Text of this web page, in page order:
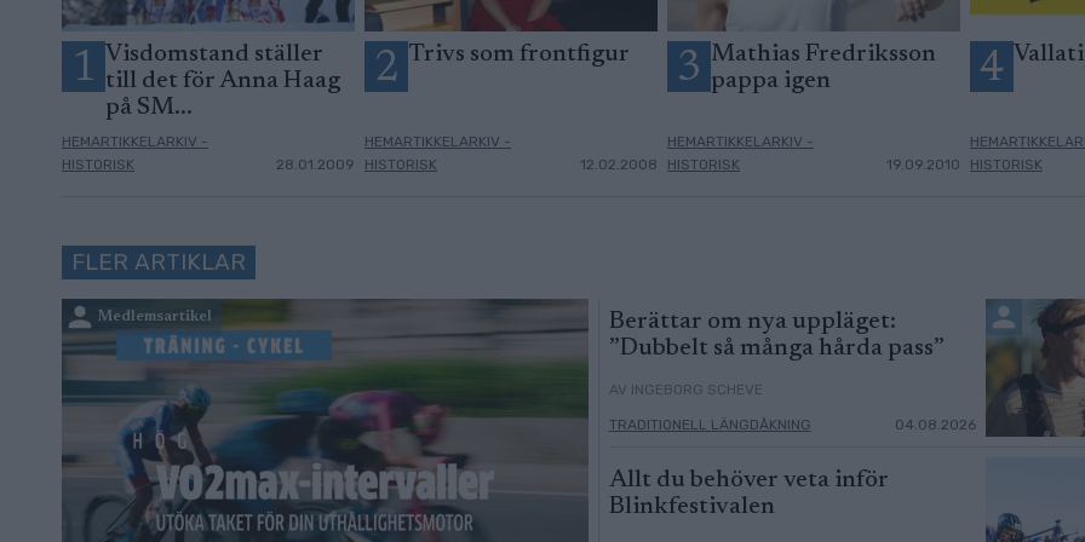
1 Visdomstand ställer
till det för Anna Haag
på SM...
HEMARTIKKELARKIV -
HISTORISK
28.01.2009
2 Trivs som frontfigur
HEMARTIKKELARKIV -
HISTORISK
12.02.2008
3 Mathias Fredriksson
pappa igen
HEMARTIKKELARKIV -
HISTORISK
19.09.2010
4
HISTORISK
FLER ARTIKLAR
Medlemsartikel
Berättar om nya uppläget:
”Dubbelt så många hårda pass”
AV INGEBORG SCHEVE
TRADITIONELL LÄNGDÅKNING 04.08.2026
Allt du behöver veta inför
Blinkfestivalen